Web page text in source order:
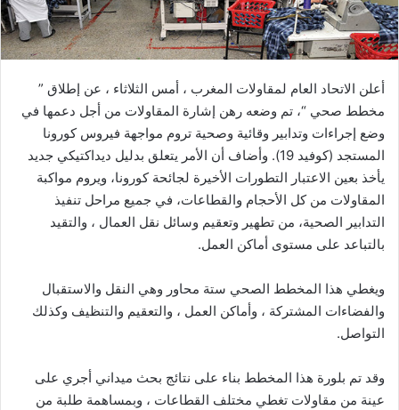
ا
إ
ل
ر
و
ن
ي
ا
أعلن الاتحاد العام لمقاولات المغرب ، أمس الثلاثاء ، عن إطلاق ”
مخطط صحي “، تم وضعه رهن إشارة المقاولات من أجل دعمها في
وضع إجراءات وتدابير وقائية وصحية تروم مواجهة فيروس كورونا
المستجد (كوفيد 19). وأضاف أن الأمر يتعلق بدليل ديداكتيكي جديد
يأخذ بعين الاعتبار التطورات الأخيرة لجائحة كورونا، ويروم مواكبة
المقاولات من كل الأحجام والقطاعات، في جميع مراحل تنفيذ
التدابير الصحية، من تطهير وتعقيم وسائل نقل العمال ، والتقيد
بالتباعد على مستوى أماكن العمل.
ويغطي هذا المخطط الصحي ستة محاور وهي النقل والاستقبال
والفضاءات المشتركة ، وأماكن العمل ، والتعقيم والتنظيف وكذلك
التواصل.
وقد تم بلورة هذا المخطط بناء على نتائج بحث ميداني أجري على
عينة من مقاولات تغطي مختلف القطاعات ، وبمساهمة طلبة من